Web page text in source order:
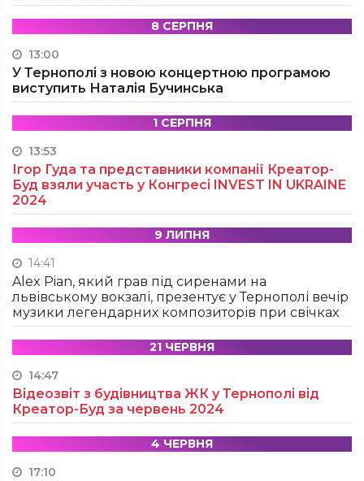
8 СЕРПНЯ
13:00
У Тернополі з новою концертною програмою
виступить Наталія Бучинська
1 СЕРПНЯ
13:53
Ігор Гуда та представники компанії Креатор-
Буд взяли участь у Конгресі INVEST IN UKRAINE
2024
9 ЛИПНЯ
14:41
Alex Pian, який грав під сиренами на
львівському вокзалі, презентує у Тернополі вечір
музики легендарних композиторів при свічках
21 ЧЕРВНЯ
14:47
Відеозвіт з будівництва ЖК у Тернополі від
Креатор-Буд за червень 2024
4 ЧЕРВНЯ
17:10